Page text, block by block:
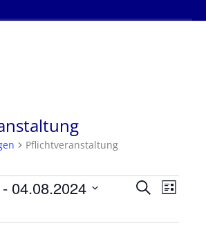
Pflichtveranstaltung
Suche
SucheListe
04.08.2024